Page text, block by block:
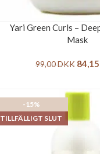
Yari Green Curls –
Mask
99,00DKK 84,15
-15%
TILLFÄLLIGT SLUT